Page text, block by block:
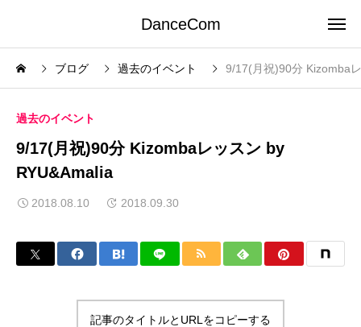
DanceCom
ブログ 過去のイベント 9/17(月祝)90分 Kizomba
過去のイベント
9/17(月祝)90分 Kizombaレッスン by
RYU&Amalia
2018.08.10 2018.09.30
記事のタイトルとURLをコピーする